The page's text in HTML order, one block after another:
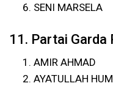
SENI MARSELA
11. Partai Garda
AMIR AHMAD
AYATULLAH